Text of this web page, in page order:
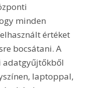
minden
értéket
bocsátani. A
adatgyűjtőkből
laptoppal,